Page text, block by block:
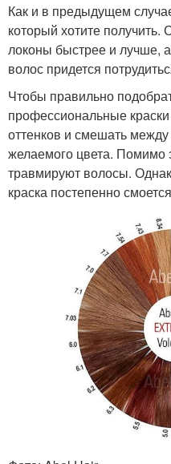
Как и в предыдущем
который хотите получить.
локоны быстрее и лучше,
волос придется
Чтобы правильно
профессиональные
оттенков и смешать
желаемого цвета. Помимо
травмируют волосы.
краска постепенно